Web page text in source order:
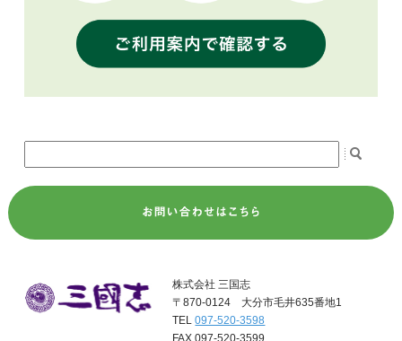
株式会社 三国志
〒870-0124 大分市毛井635番地1
TEL097-520-3598
FAX 097-520-3599